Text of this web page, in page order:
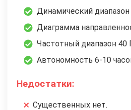
Динамический
Диаграмма
Частотный диапазон 40
Автономность 6-10
Недостатки:
Существенных нет.